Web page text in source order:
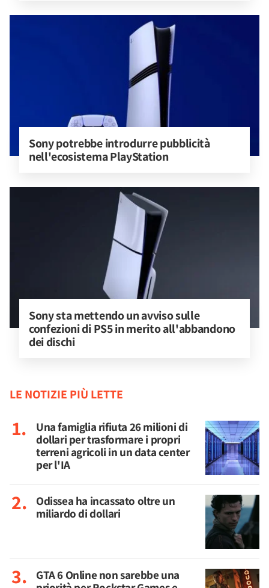
Sony potrebbe introdurre pubblicità
nell'ecosistema PlayStation
Sony sta mettendo un avviso sulle
confezioni di PS5 in merito all'abbandono
dei dischi
LE NOTIZIE PIÙ LETTE
Una famiglia rifiuta 26 milioni di
dollari per trasformare i propri
terreni agricoli in un data center
per l'IA
Odissea ha incassato oltre un
miliardo di dollari
GTA 6 Online non sarebbe una